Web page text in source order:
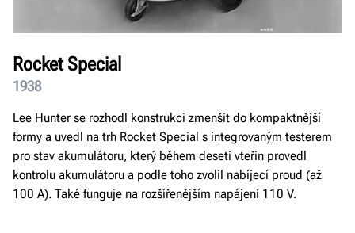
Rocket Special
1938
Lee Hunter se rozhodl konstrukci zmenšit do kompaktnější
formy a uvedl na trh Rocket Special s integrovaným testerem
pro stav akumulátoru, který během deseti vteřin provedl
kontrolu akumulátoru a podle toho zvolil nabíjecí proud (až
100 A). Také funguje na rozšířenějším napájení 110 V.